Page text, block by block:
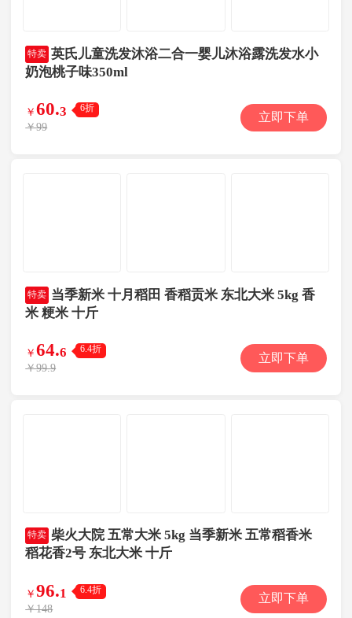
特卖 英氏儿童洗发沐浴二合一婴儿沐浴露洗发水小
奶泡桃子味350ml
￥60.3 6折
￥99
立即下单
特卖 当季新米 十月稻田 香稻贡米 东北大米 5kg 香
米 粳米 十斤
￥64.6 6.4折
￥99.9
立即下单
特卖 柴火大院 五常大米 5kg 当季新米 五常稻香米
稻花香2号 东北大米 十斤
￥96.1 6.4折
￥148
立即下单